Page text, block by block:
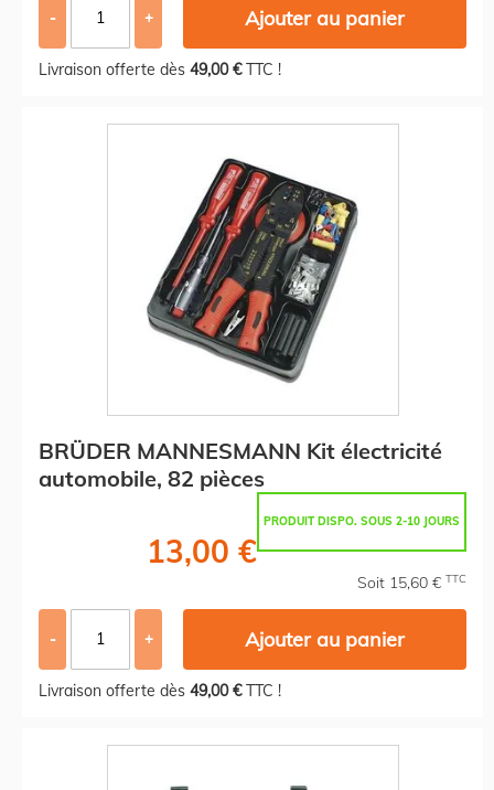
- + Ajouter au panier
Livraison offerte dès 49,00 €TTC !
BRÜDER MANNESMANN Kit électricité
automobile, 82 pièces
PRODUIT DISPO. SOUS 2-10 JOURS
13,00 €
Soit 15,60 € TTC
- + Ajouter au panier
Livraison offerte dès 49,00 €TTC !